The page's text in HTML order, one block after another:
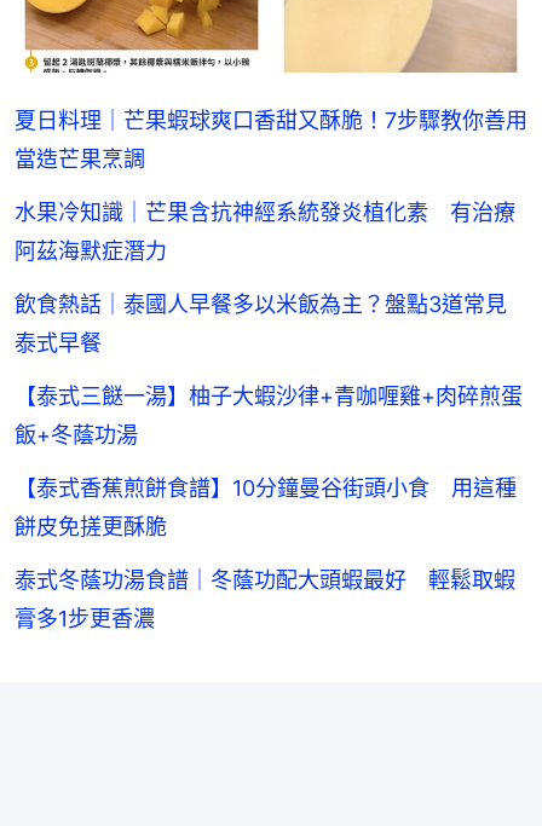
夏日料理｜芒果蝦球爽口香甜又酥脆！7步驟教你善用
當造芒果烹調
水果冷知識｜芒果含抗神經系統發炎植化素 有治療
阿茲海默症潛力
飲食熱話｜泰國人早餐多以米飯為主？盤點3道常見
泰式早餐
【泰式三餸一湯】柚子大蝦沙律+青咖喱雞+肉碎煎蛋
飯+冬蔭功湯
【泰式香蕉煎餅食譜】10分鐘曼谷街頭小食 用這種
餅皮免搓更酥脆
泰式冬蔭功湯食譜｜冬蔭功配大頭蝦最好 輕鬆取蝦
膏多1步更香濃